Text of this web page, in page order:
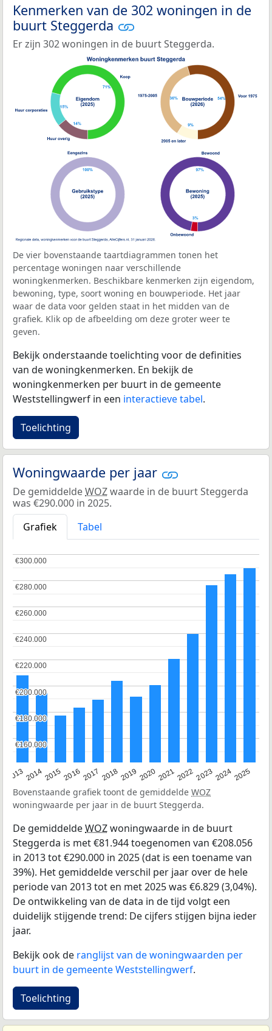
Kenmerken van de 302 woningen in de
buurt Steggerda
Er zijn 302 woningen in de buurt Steggerda.
De vier bovenstaande taartdiagrammen tonen het
percentage woningen naar verschillende
woningkenmerken. Beschikbare kenmerken zijn eigendom,
bewoning, type, soort woning en bouwperiode. Het jaar
waar de data voor gelden staat in het midden van de
grafiek. Klik op de afbeelding om deze groter weer te
geven.
Bekijk onderstaande toelichting voor de definities
van de woningkenmerken. En bekijk de
woningkenmerken per buurt in de gemeente
Weststellingwerf in een interactieve tabel.
Toelichting
Woningwaarde per jaar
De gemiddeldeWOZwaarde in de buurt Steggerda
was €290.000 in 2025.
Grafiek
Tabel
20132014201520162017 20182019 202020212022202320242025
€160.000
€160.000
€180.000
€180.000
€200.000
€200.000
€220.000
€220.000
€240.000
€240.000
€260.000
€260.000
€280.000
€280.000
€300.000
€300.000
Bovenstaande grafiek toont de gemiddelde WOZ
woningwaarde per jaar in de buurt Steggerda.
De gemiddeldeWOZwoningwaarde in de buurt
Steggerda is met €81.944 toegenomen van €208.056
in 2013 tot €290.000 in 2025 (dat is een toename van
39%). Het gemiddelde verschil per jaar over de hele
periode van 2013 tot en met 2025 was €6.829 (3,04%).
De ontwikkeling van de data in de tijd volgt een
duidelijk stijgende trend: De cijfers stijgen bijna ieder
jaar.
Bekijk ook de ranglijst van de woningwaarden per
buurt in de gemeente Weststellingwerf.
Toelichting